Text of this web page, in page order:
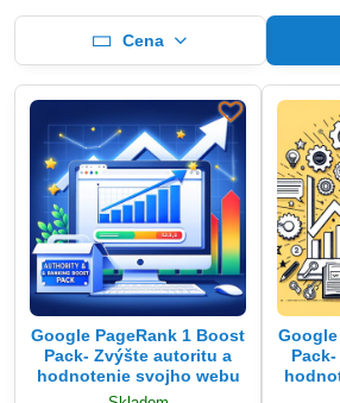
Cena
Google PageRank 1 Boost
Pack- Zvýšte autoritu a
hodnotenie svojho webu